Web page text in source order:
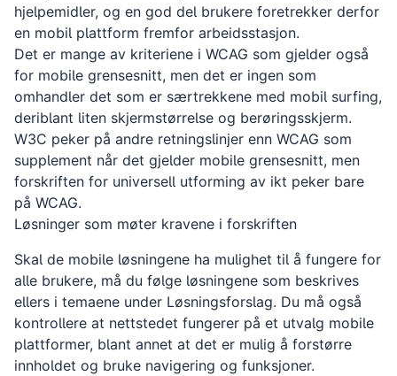
hjelpemidler, og en god del brukere foretrekker derfor
en mobil plattform fremfor arbeidsstasjon.
Det er mange av kriteriene i WCAG som gjelder også
for mobile grensesnitt, men det er ingen som
omhandler det som er særtrekkene med mobil surfing,
deriblant liten skjermstørrelse og berøringsskjerm.
W3C peker på andre retningslinjer enn WCAG som
supplement når det gjelder mobile grensesnitt, men
forskriften for universell utforming av ikt peker bare
på WCAG.
Løsninger som møter kravene i forskriften
Skal de mobile løsningene ha mulighet til å fungere for
alle brukere, må du følge løsningene som beskrives
ellers i temaene under Løsningsforslag. Du må også
kontrollere at nettstedet fungerer på et utvalg mobile
plattformer, blant annet at det er mulig å forstørre
innholdet og bruke navigering og funksjoner.